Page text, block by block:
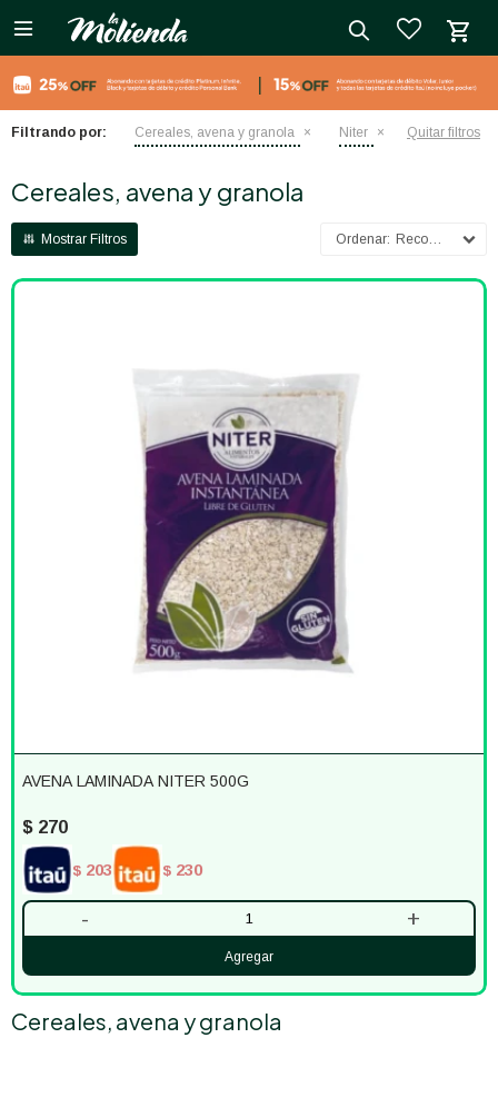

Filtrando por: Cereales, avena y granola Niter Quitar filtros
Cereales, avena y granola
Recomendados
AVENA LAMINADA NITER 500G
$ 270
$ 203 $ 230
- +
Cereales, avena y granola